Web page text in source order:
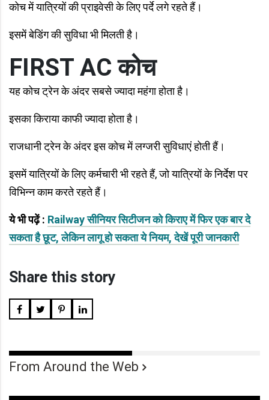
कोच में यात्रियों की प्राइवेसी के लिए पर्दे लगे रहते हैं।
इसमें बेडिंग की सुविधा भी मिलती है।
FIRST AC कोच
यह कोच ट्रेन के अंदर सबसे ज्यादा महंगा होता है।
इसका किराया काफी ज्यादा होता है।
राजधानी ट्रेन के अंदर इस कोच में लग्जरी सुविधाएं होती हैं।
इसमें यात्रियों के लिए कर्मचारी भी रहते हैं, जो यात्रियों के निर्देश पर
विभिन्न काम करते रहते हैं।
ये भी पढ़ें : Railway सीनियर सिटीजन को किराए में फिर एक बार दे
सकता है छूट, लेकिन लागू हो सकता ये नियम, देखें पूरी जानकारी
Share this story
From Around the Web